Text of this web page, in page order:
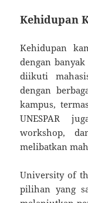
Kehidupan
Kehidupan
dengan
diikuti
dengan
kampus,
UNESPAR
workshop,
melibatkan
University of
pilihan yang